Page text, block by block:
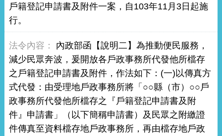
戶籍登記申請書及附件一案，自103年11月3日起施
行。
內政部函【說明二】為推動便民服務，
減少民眾奔波，爰開放各戶政事務所代發他所檔存
之戶籍登記申請書及附件，作法如下：(一)以傳真方
式代發：由受理地戶政事務所將「○○縣（市）○○戶
政事務所代發他所檔存之『戶籍登記申請書及附
件』申請書」（以下簡稱申請書）及民眾之附繳證
件傳真至資料檔存地戶政事務所，再由檔存地戶政